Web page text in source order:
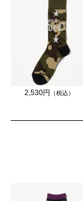
2,530円 （税込）